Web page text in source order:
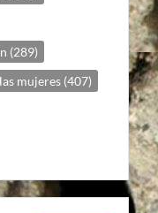
(289)
mujeres (407)